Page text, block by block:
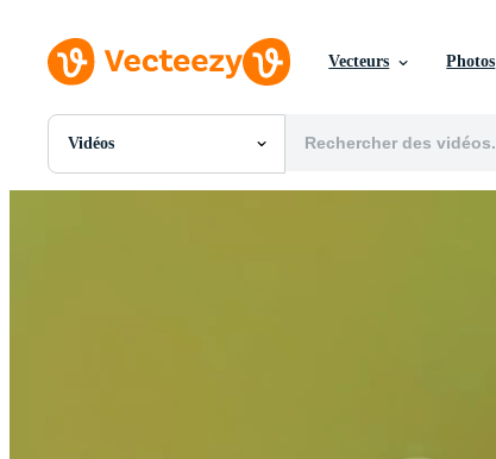
Vecteurs Photos
Vidéos
Toutes Images